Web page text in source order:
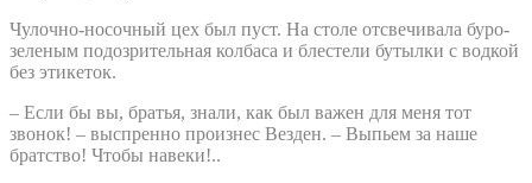
Чулочно-носочный цех был пуст. На столе отсвечивала буро-
зеленым подозрительная колбаса и блестели бутылки с водкой
без этикеток.
– Если бы вы, братья, знали, как был важен для меня тот
звонок! – выспренно произнес Везден. – Выпьем за наше
братство! Чтобы навеки!..